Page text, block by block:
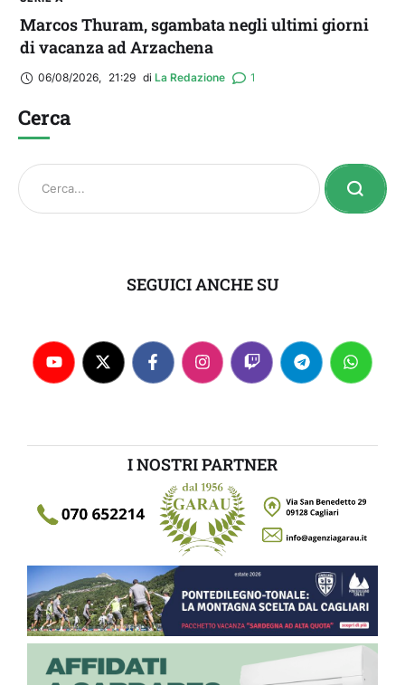
Marcos Thuram, sgambata negli ultimi giorni
di vacanza ad Arzachena
06/08/2026, 21:29 di La Redazione 1
Cerca
SEGUICI ANCHE SU
I NOSTRI PARTNER